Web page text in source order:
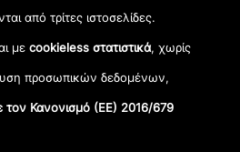
από τρίτες ιστοσελίδες.
μεcookieless στατιστικά, χωρίς
προσωπικών δεδομένων,
Κανονισμό (ΕΕ) 2016/679